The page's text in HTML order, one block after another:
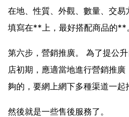
在地、性質、外觀、數量、交
填寫在**上，最好搭配商品的**
第六步，營銷推廣。 為了提公
店初期，應適當地進行營銷推
夠的，要網上網下多種渠道一起
然後就是一些售後服務了。